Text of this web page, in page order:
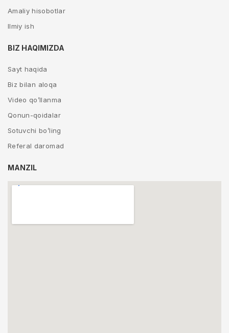
Amaliy hisobotlar
Ilmiy ish
BIZ HAQIMIZDA
Sayt haqida
Biz bilan aloqa
Video qo’llanma
Qonun-qoidalar
Sotuvchi bo’ling
Referal daromad
MANZIL